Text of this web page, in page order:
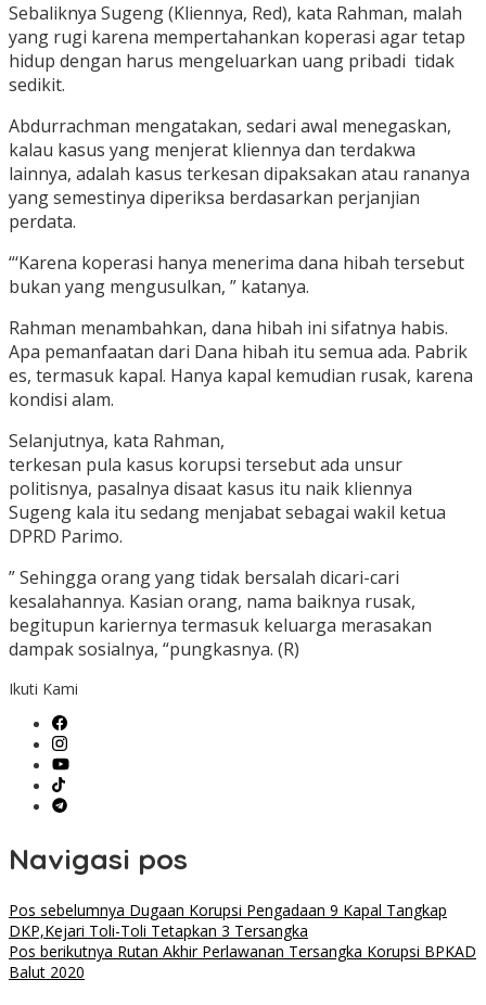
Sebaliknya Sugeng (Kliennya, Red), kata Rahman, malah
yang rugi karena mempertahankan koperasi agar tetap
hidup dengan harus mengeluarkan uang pribadi tidak
sedikit.
Abdurrachman mengatakan, sedari awal menegaskan,
kalau kasus yang menjerat kliennya dan terdakwa
lainnya, adalah kasus terkesan dipaksakan atau rananya
yang semestinya diperiksa berdasarkan perjanjian
perdata.
“‘Karena koperasi hanya menerima dana hibah tersebut
bukan yang mengusulkan, ” katanya.
Rahman menambahkan, dana hibah ini sifatnya habis.
Apa pemanfaatan dari Dana hibah itu semua ada. Pabrik
es, termasuk kapal. Hanya kapal kemudian rusak, karena
kondisi alam.
Selanjutnya, kata Rahman,
terkesan pula kasus korupsi tersebut ada unsur
politisnya, pasalnya disaat kasus itu naik kliennya
Sugeng kala itu sedang menjabat sebagai wakil ketua
DPRD Parimo.
” Sehingga orang yang tidak bersalah dicari-cari
kesalahannya. Kasian orang, nama baiknya rusak,
begitupun kariernya termasuk keluarga merasakan
dampak sosialnya, “pungkasnya. (R)
Ikuti Kami
Navigasi pos
Pos sebelumnya Dugaan Korupsi Pengadaan 9 Kapal Tangkap
DKP,Kejari Toli-Toli Tetapkan 3 Tersangka
Pos berikutnya Rutan Akhir Perlawanan Tersangka Korupsi BPKAD
Balut 2020